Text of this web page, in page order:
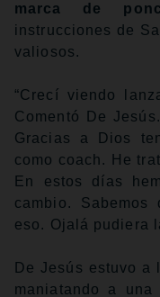
marca de
instrucciones de
valiosos.
“Crecí viendo
Comentó De
Gracias a Dios
como coach. He
En estos días
cambio.
eso. Ojalá pudiera
De Jesús estuvo
maniatando a